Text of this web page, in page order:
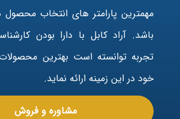
مهمترین پارامتر های انتخاب
باشد. آراد کابل با دارا بودن
تجربه توانسته است بهترین
خود در این زمینه ارائه نماید.
مشاوره و فروش